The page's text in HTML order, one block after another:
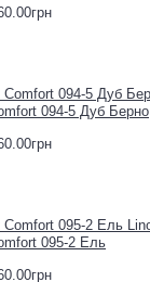
094-5 Дуб Берно
095-2 Ель